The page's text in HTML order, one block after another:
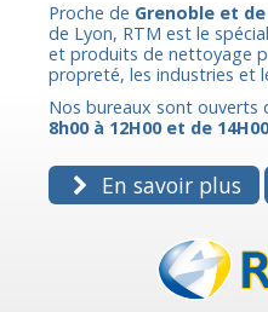
Proche de Grenoble et
de Lyon, RTM est le
et produits de nettoyage
propreté, les industries et
Nos bureaux sont ouverts
8h00 à 12H00 et de
En savoir plus